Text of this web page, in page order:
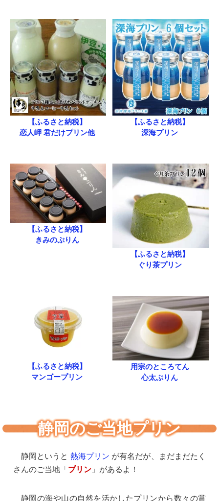
【ふるさと納税】
恋人岬 君だけプリン他
【ふるさと納税】
深海プリン
【ふるさと納税】
きみのぷりん
【ふるさと納税】
ぐり茶プリン
【ふるさと納税】
マンゴープリン
用宗のところてん
心太ぷりん
静岡のご当地プリン
静岡というと 熱海プリン が有名だが、まだまだたく
さんのご当地「 プリン」があるよ！
静岡の海や山の自然を活かしたプリンから数々の賞